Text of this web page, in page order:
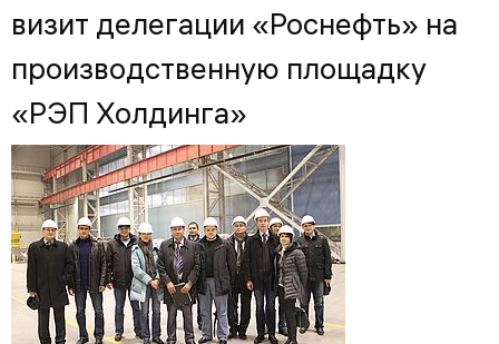
визит делегации «Роснефть» на
производственную площадку
«РЭП Холдинга»